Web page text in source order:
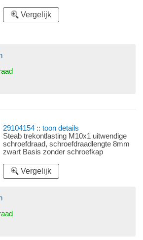
Vergelijk
29104154 ::toon details
Steab trekontlasting M10x1 uitwendige
schroefdraad, schroefdraadlengte 8mm
zwart Basis zonder schroefkap
Vergelijk